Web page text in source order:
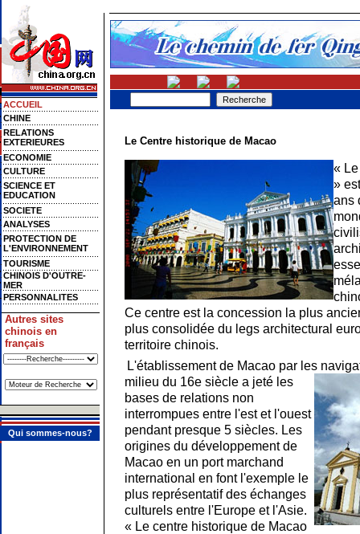
ACCUEIL
CHINE
RELATIONS
EXTERIEURES
ECONOMIE
CULTURE
SCIENCE ET
EDUCATION
SOCIETE
ANALYSES
PROTECTION DE
L'ENVIRONNEMENT
TOURISME
CHINOIS D'OUTRE-
MER
PERSONNALITES
Autres sites
chinois en
français
Qui sommes-nous?
Le Centre historique de Macao
«
»
ans
Ce centre est la concession la plus
plus consolidée du legs architectural
territoire chinois.
L'établissement de Macao par les
milieu du 16e siècle a jeté les
bases de relations non
interrompues entre l'est et l'ouest
pendant presque 5 siècles. Les
origines du développement de
Macao en un port marchand
international en font l'exemple le
plus représentatif des échanges
culturels entre l'Europe et l'Asie.
« Le centre historique de Macao